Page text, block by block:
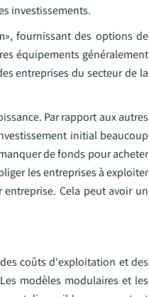
investissements.
fournissant des options de
équipements généralement
entreprises du secteur de la
Par rapport aux autres
initial beaucoup
de fonds pour acheter
les entreprises à exploiter
Cela peut avoir un
coûts d'exploitation et des
modèles modulaires et les